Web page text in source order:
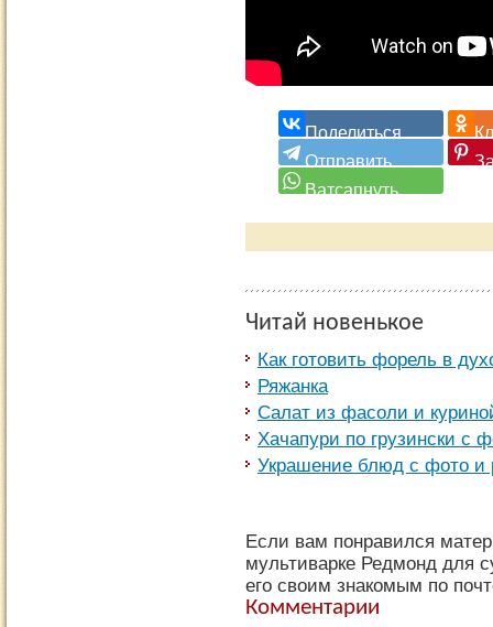
Читай новенькое
Как готовить форель в
Ряжанка
Салат из фасоли и
Хачапури по грузински с
Украшение блюд с фото и
Если вам понравился
мультиварке Редмонд для
его своим знакомым по
Комментарии